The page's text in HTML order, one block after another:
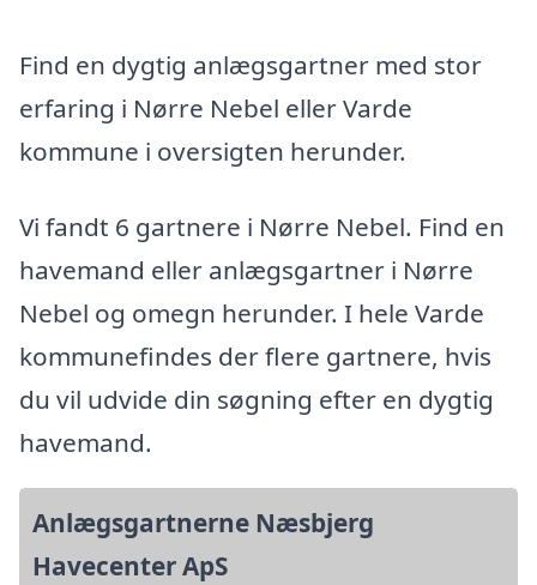
Find en dygtig anlægsgartner med stor
erfaring i Nørre Nebel eller Varde
kommune i oversigten herunder.
Vi fandt 6 gartnere i Nørre Nebel. Find en
havemand eller anlægsgartner i Nørre
Nebel og omegn herunder. I hele Varde
kommunefindes der flere gartnere, hvis
du vil udvide din søgning efter en dygtig
havemand.
Anlægsgartnerne Næsbjerg
Havecenter ApS